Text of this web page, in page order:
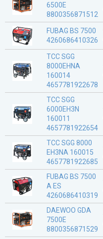
6500E
8800356871512
FUBAG BS 7500
4260686410326
ТСС SGG
8000EHNA
160014
4657781922678
ТСС SGG
6000EH3N
160011
4657781922654
ТСС SGG 8000
EH3NA 160015
4657781922685
FUBAG BS 7500
A ES
4260686410319
DAEWOO GDA
7500E
8800356871529